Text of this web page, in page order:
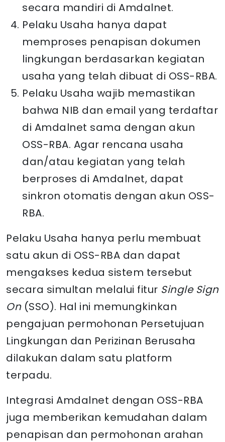
secara mandiri di Amdalnet.
Pelaku Usaha hanya dapat
memproses penapisan dokumen
lingkungan berdasarkan kegiatan
usaha yang telah dibuat di OSS-RBA.
Pelaku Usaha wajib memastikan
bahwa NIB dan email yang terdaftar
di Amdalnet sama dengan akun
OSS-RBA. Agar rencana usaha
dan/atau kegiatan yang telah
berproses di Amdalnet, dapat
sinkron otomatis dengan akun OSS-
RBA.
Pelaku Usaha hanya perlu membuat
satu akun di OSS-RBA dan dapat
mengakses kedua sistem tersebut
secara simultan melalui fitur Single Sign
On(SSO). Hal ini memungkinkan
pengajuan permohonan Persetujuan
Lingkungan dan Perizinan Berusaha
dilakukan dalam satu platform
terpadu.
Integrasi Amdalnet dengan OSS-RBA
juga memberikan kemudahan dalam
penapisan dan permohonan arahan